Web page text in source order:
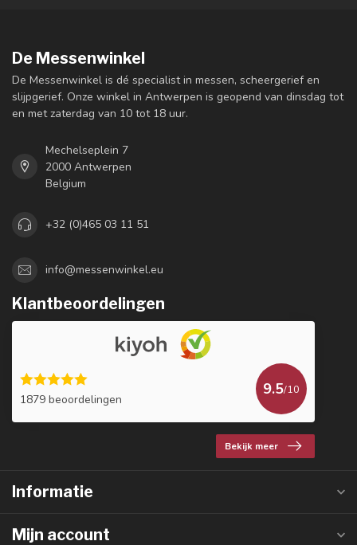
De Messenwinkel
De Messenwinkel is dé specialist in messen, scheergerief en
slijpgerief. Onze winkel in Antwerpen is geopend van dinsdag tot
en met zaterdag van 10 tot 18 uur.
Mechelseplein 7
2000 Antwerpen
Belgium
+32 (0)465 03 11 51
info@messenwinkel.eu
Klantbeoordelingen
1879 beoordelingen
9.5/10
Bekijk meer
Informatie
Mijn account